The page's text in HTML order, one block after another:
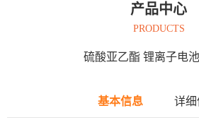
产品中心
PRODUCTS
硫酸亚乙酯 锂离子电
基本信息 详细